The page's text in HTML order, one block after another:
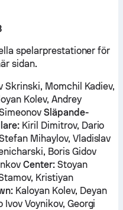
spelarprestationer för
sidan.
Skrinski, Momchil Kadiev,
Kolev, Andrey
Släpande-
Kiril Dimitrov, Dario
Mihaylov, Vladislav
Boris Gidov
Center:Stoyan
Kristiyan
Kaloyan Kolev, Deyan
Voynikov, Georgi